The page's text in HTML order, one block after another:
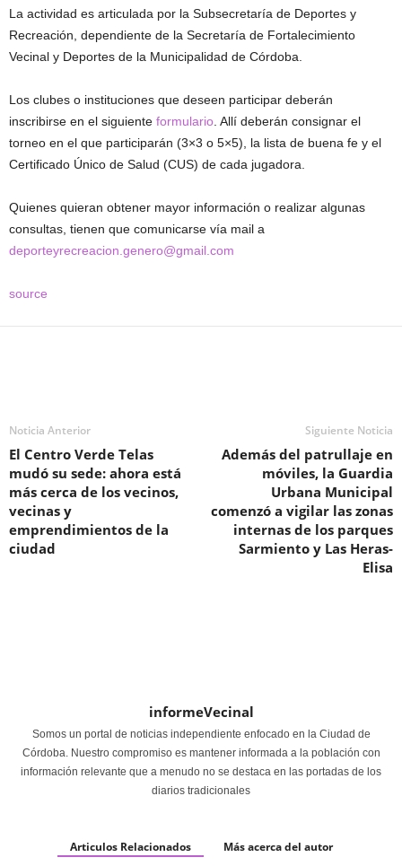
La actividad es articulada por la Subsecretaría de Deportes y
Recreación, dependiente de la Secretaría de Fortalecimiento
Vecinal y Deportes de la Municipalidad de Córdoba.
Los clubes o instituciones que deseen participar deberán
inscribirse en el siguiente formulario. Allí deberán consignar el
torneo en el que participarán (3×3 o 5×5), la lista de buena fe y el
Certificado Único de Salud (CUS) de cada jugadora.
Quienes quieran obtener mayor información o realizar algunas
consultas, tienen que comunicarse vía mail a
deporteyrecreacion.genero@gmail.com
source
Noticia Anterior
El Centro Verde Telas
mudó su sede: ahora está
más cerca de los vecinos,
vecinas y
emprendimientos de la
ciudad
Siguiente Noticia
Además del patrullaje en
móviles, la Guardia
Urbana Municipal
comenzó a vigilar las zonas
internas de los parques
Sarmiento y Las Heras-
Elisa
informeVecinal
Somos un portal de noticias independiente enfocado en la Ciudad de
Córdoba. Nuestro compromiso es mantener informada a la población con
información relevante que a menudo no se destaca en las portadas de los
diarios tradicionales
Articulos Relacionados Más acerca del autor